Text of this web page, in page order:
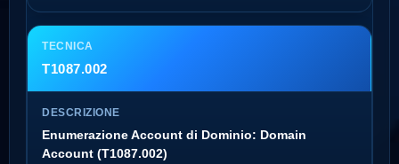
T1087.002
Enumerazione Account di Dominio: Domain
Account (T1087.002)